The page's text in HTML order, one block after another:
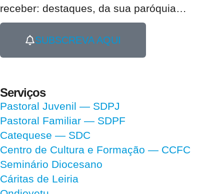
receber: destaques, da sua paróquia…
SUBSCREVA AQUI
Serviços
Pastoral Juvenil — SDPJ
Pastoral Familiar — SDPF
Catequese — SDC
Centro de Cultura e Formação — CCFC
Seminário Diocesano
Cáritas de Leiria